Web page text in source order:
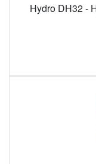
Hydro DH32 -